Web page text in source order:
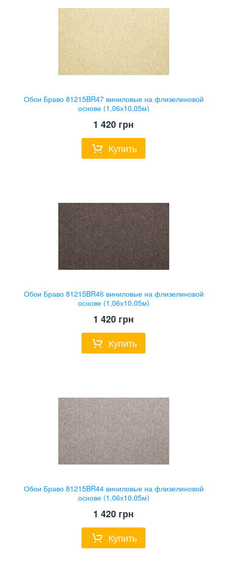
Обои Браво 81215BR47 виниловые на флизелиновой
основе (1,06х10,05м)
1 420 грн
Купить
Обои Браво 81215BR46 виниловые на флизелиновой
основе (1,06х10,05м)
1 420 грн
Купить
Обои Браво 81215BR44 виниловые на флизелиновой
основе (1,06х10,05м)
1 420 грн
Купить